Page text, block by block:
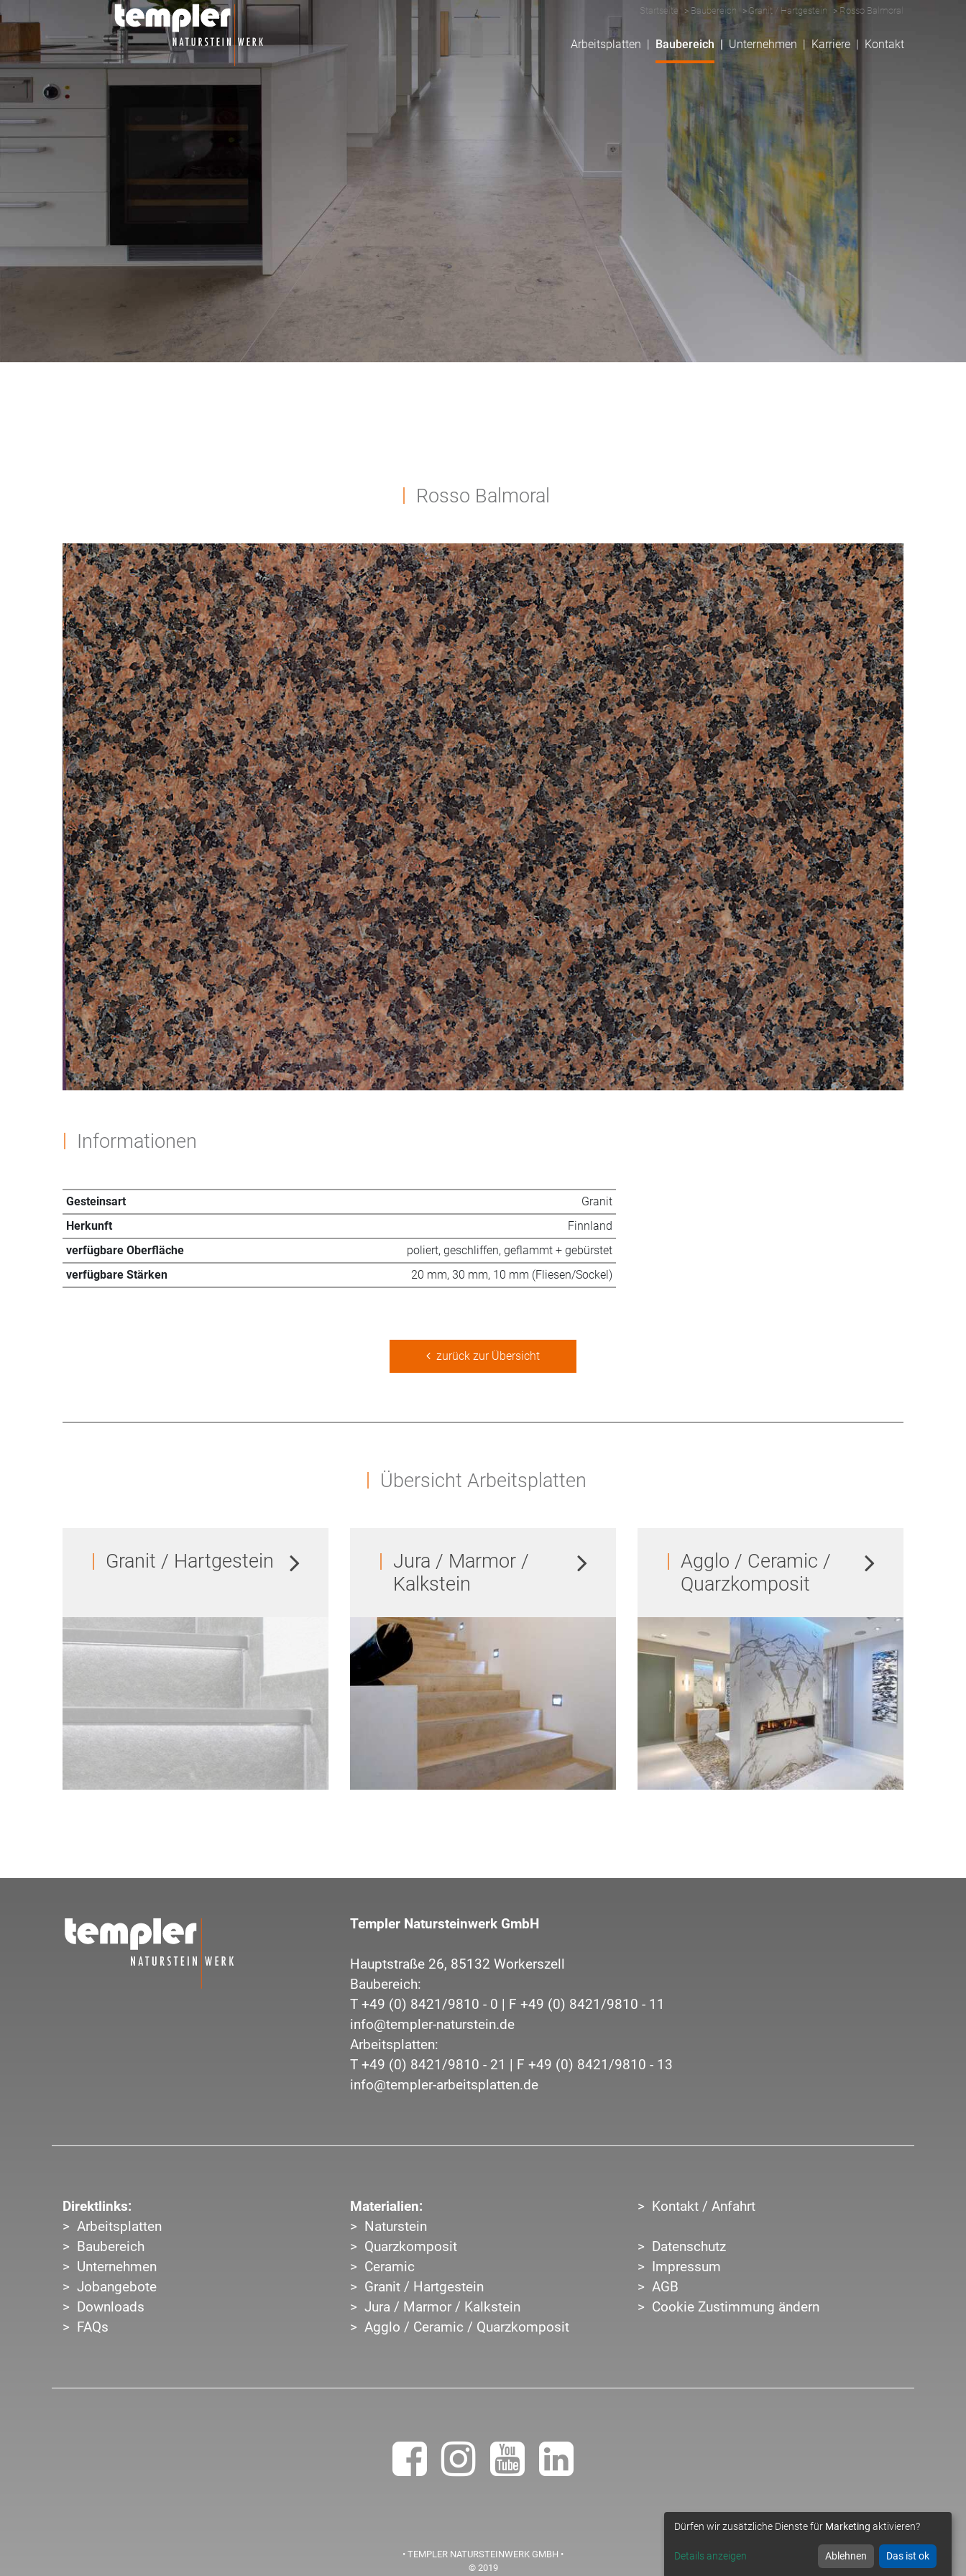
Startseite Baubereich Granit / Hartgestein Rosso Balmoral
Arbeitsplatten Baubereich Unternehmen Karriere Kontakt
Rosso Balmoral
Informationen
Gesteinsart
Granit
Herkunft
Finnland
verfügbare Oberfläche
poliert, geschliffen, geflammt + gebürstet
verfügbare Stärken
20 mm, 30 mm, 10 mm (Fliesen/Sockel)
zurück zur Übersicht
Übersicht Arbeitsplatten
Granit / Hartgestein
Jura / Marmor /
Kalkstein
Agglo / Ceramic /
Quarzkomposit
Templer Natursteinwerk GmbH
Hauptstraße 26, 85132 Workerszell
Baubereich:
T +49 (0) 8421/9810 - 0 | F +49 (0) 8421/9810 - 11
info@templer-naturstein.de
Arbeitsplatten:
T +49 (0) 8421/9810 - 21 | F +49 (0) 8421/9810 - 13
info@templer-arbeitsplatten.de
Direktlinks:
Arbeitsplatten
Baubereich
Unternehmen
Jobangebote
Downloads
FAQs
Materialien:
Naturstein
Quarzkomposit
Ceramic
Granit / Hartgestein
Jura / Marmor / Kalkstein
Agglo / Ceramic / Quarzkomposit
Kontakt / Anfahrt
Datenschutz
Impressum
AGB
Cookie Zustimmung ändern
• TEMPLER NATURSTEINWERK GMBH •
© 2019
Dürfen wir zusätzliche Dienste für Marketing aktivieren?
Details anzeigen Ablehnen Das ist ok